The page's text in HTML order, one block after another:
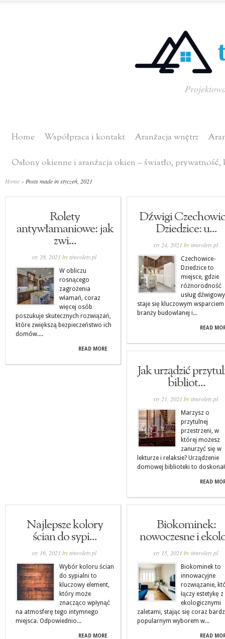
Home Współpraca i kontakt Aranżacja wnętrz
Osłony okienne i aranżacja okien – światło,
Home » Posts made in styczeń, 2021
Rolety
antywłamaniowe: jak
zwi...
sty 28, 2021 by timrolety.pl
W obliczu
rosnącego
zagrożenia
włamań, coraz
więcej osób
poszukuje skutecznych rozwiązań,
które zwiększą bezpieczeństwo ich
domów....
READ MORE
Dźwigi
Dziedzice: u...
sty 24, 2021 by timrolety.pl
Czechowice-
Dziedzice to
miejsce, gdzie
różnorodność
usług
staje się kluczowym
branży budowlanej i...
READ
Jak urządzić
bibliot...
sty 21, 2021 by timrolety.pl
Marzysz o
przytulnej
przestrzeni, w
której możesz
zanurzyć się w
lekturze i relaksie? Urządzenie
domowej biblioteki to
READ
Najlepsze kolory
ścian do sypi...
sty 16, 2021 by timrolety.pl
Wybór koloru ścian
do sypialni to
kluczowy element,
który może
znacząco wpłynąć
na atmosferę tego intymnego
miejsca. Odpowiednio...
READ MORE
Biokominek:
nowoczesne i
sty 15, 2021 by timrolety.pl
Biokominek to
innowacyjne
rozwiązanie,
łączy estetykę z
ekologicznymi
zaletami, stając się coraz
popularnym wyborem w...
READ